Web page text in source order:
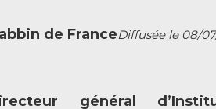
de FranceDiffusée le 08/
général